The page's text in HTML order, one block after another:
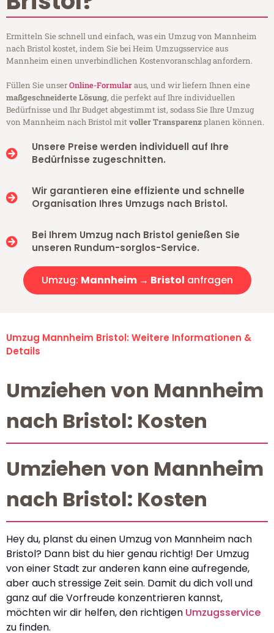
Ermitteln Sie schnell und einfach, was ein Umzug von Mannheim
nach Bristol kostet, indem Sie bei Heim Umzugsservice aus
Mannheim einen unverbindlichen Kostenvoranschlag anfordern.
Füllen Sie unserOnline-Formularaus, und wir liefern Ihnen eine
maßgeschneiderte Lösung, die perfekt auf Ihre individuellen
Bedürfnisse und Ihr Budget abgestimmt ist, sodass Sie Ihre Umzug
von Mannheim nach Bristol mitvoller Transparenzplanen können.
Unsere Preise werden individuell auf Ihre
Bedürfnisse zugeschnitten.
Wir garantieren eine effiziente und schnelle
Organisation Ihres Umzugs nach Bristol.
Bei Ihrem Umzug nach Bristol genießen Sie
unseren Rundum-sorglos-Service.
Umzug: Mannheim → Bristol anfragen
Umzug Mannheim Bristol: Weitere Informationen &
Details
Umziehen von Mannheim
nach Bristol: Kosten
Umziehen von Mannheim
nach Bristol: Kosten
Hey du, planst du einen Umzug von Mannheim nach
Bristol? Dann bist du hier genau richtig! Der Umzug
von einer Stadt zur anderen kann eine aufregende,
aber auch stressige Zeit sein. Damit du dich voll und
ganz auf die Vorfreude konzentrieren kannst,
möchten wir dir helfen, den richtigen Umzugsservice
zu finden.